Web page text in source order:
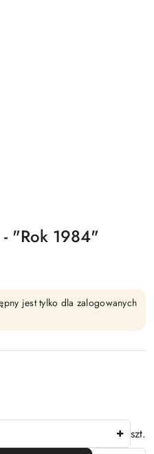
- "Rok 1984"
jest tylko dla zalogowanych
szt.